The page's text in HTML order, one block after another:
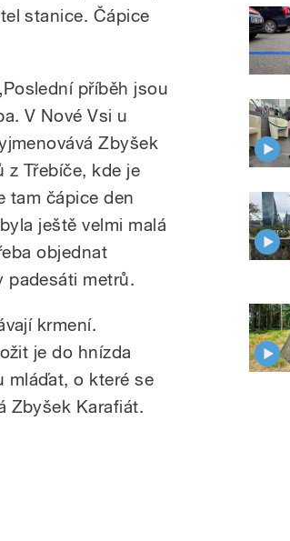
stanice. Čápice
příběh jsou
V Nové Vsi u
Zbyšek
z Třebíče, kde je
tam čápice den
ještě velmi malá
objednat
padesáti metrů.
krmení.
je do hnízda
mláďat, o které se
Zbyšek Karafiát.